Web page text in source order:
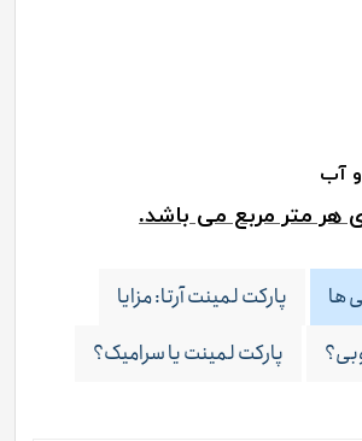
و آب
هر متر مربع می باشد.
ها
پارکت لمینت آرتا: مزایا
پارکت لمینت یا سرامیک؟